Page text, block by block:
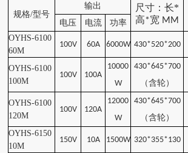
规格/型号
输出 尺寸：长*
高*宽 MM
电压
电流
功率
OYHS-6100
60M
100V 60A 6000W 430*520*200
OYHS-6100
100M
100V 100A
10000
W
430*645*700
（含轮）
OYHS-6100
120M
100V 120A
12000
W
430*645*700
（含轮）
OYHS-6150
10M
150V 10A 1500W 320*355*130